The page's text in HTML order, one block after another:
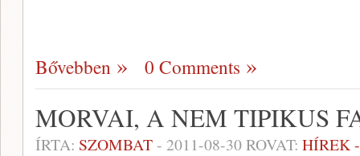
Bővebben 0 Comments
MORVAI, A NEM TIPIKUS
ÍRTA: SZOMBAT- 2011-08-30ROVAT: HÍREK